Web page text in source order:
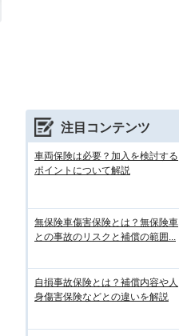
注目コンテンツ
車両保険は必要？加入を検討する
ポイントについて解説
無保険車傷害保険とは？無保険車
との事故のリスクと補償の範囲...
自損事故保険とは？補償内容や人
身傷害保険などとの違いを解説